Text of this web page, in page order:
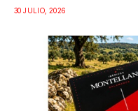
30 JULIO, 2026